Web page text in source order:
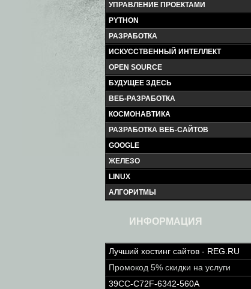
УПРАВЛЕНИЕ ПРОЕКТАМИ
PYTHON
РАЗРАБОТКА
ИСКУССТВЕННЫЙ ИНТЕЛЛЕКТ
OPEN SOURCE
БУДУЩЕЕ ЗДЕСЬ
ВЕБ-РАЗРАБОТКА
КОСМОНАВТИКА
РАЗРАБОТКА ВЕБ-САЙТОВ
GOOGLE
ЖЕЛЕЗО
LINUX
АЛГОРИТМЫ
ИНФОРМАЦИЯ
Лучший хостинг сайтов - REG.RU
Промокод 5% скидки на услуги
39CC-C72F-6342-560A